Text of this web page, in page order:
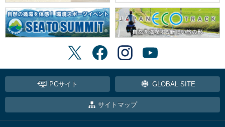
PCサイト GLOBAL SITE
サイトマップ